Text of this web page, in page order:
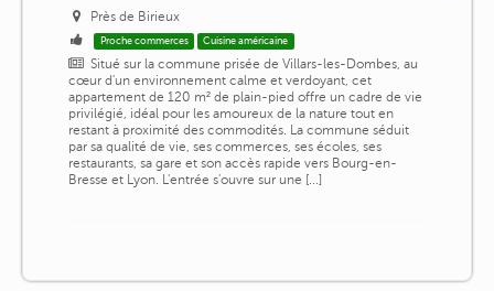
Près de Birieux
Proche commerces Cuisine américaine
Situé sur la commune prisée de Villars-les-Dombes, au
cœur d'un environnement calme et verdoyant, cet
appartement de 120 m² de plain-pied offre un cadre de vie
privilégié, idéal pour les amoureux de la nature tout en
restant à proximité des commodités. La commune séduit
par sa qualité de vie, ses commerces, ses écoles, ses
restaurants, sa gare et son accès rapide vers Bourg-en-
Bresse et Lyon. L'entrée s'ouvre sur une [...]